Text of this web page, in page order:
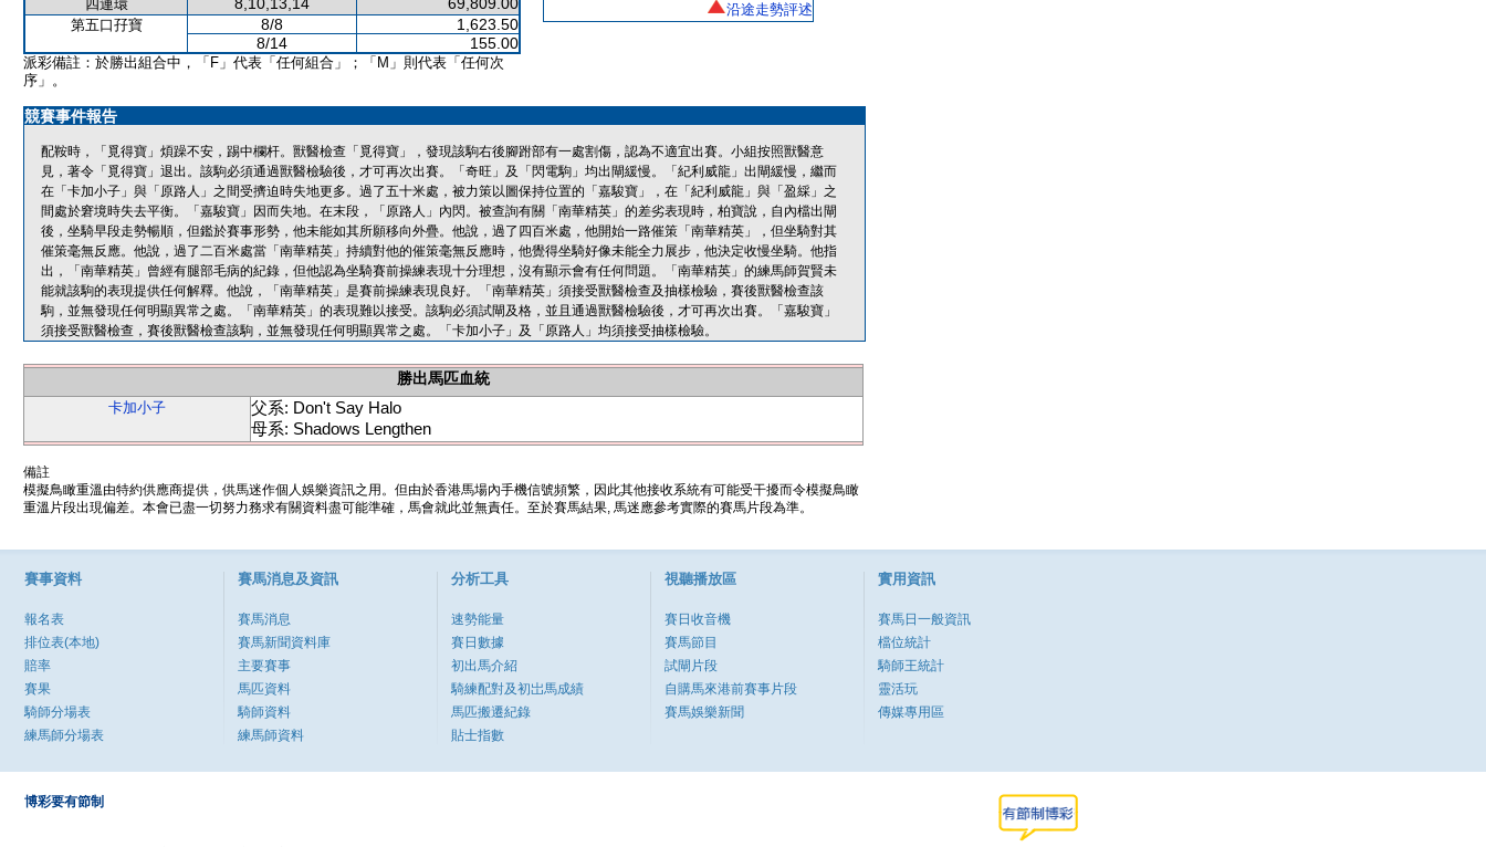
四連環
第五口孖寶 8/8
1,623.50
8/14
155.00
派彩備註：於勝出組合中，「F」代表「任何組合」；「M」則代表「任何次
序」。
沿途走勢評述
競賽事件報告
配鞍時，「覓得寶」煩躁不安，踢中欄杆。獸醫檢查「覓得寶」，發現該駒右後腳跗部有一處割傷，認為不適宜出賽。小組按照獸醫意
見，著令「覓得寶」退出。該駒必須通過獸醫檢驗後，才可再次出賽。「奇旺」及「閃電駒」均出閘緩慢。「紀利威龍」出閘緩慢，繼而
在「卡加小子」與「原路人」之間受擠迫時失地更多。過了五十米處，被力策以圖保持位置的「嘉駿寶」，在「紀利威龍」與「盈綵」之
間處於窘境時失去平衡。「嘉駿寶」因而失地。在末段，「原路人」內閃。被查詢有關「南華精英」的差劣表現時，柏寶說，自內檔出閘
後，坐騎早段走勢暢順，但鑑於賽事形勢，他未能如其所願移向外疊。他說，過了四百米處，他開始一路催策「南華精英」，但坐騎對其
催策毫無反應。他說，過了二百米處當「南華精英」持續對他的催策毫無反應時，他覺得坐騎好像未能全力展步，他決定收慢坐騎。他指
出，「南華精英」曾經有腿部毛病的紀錄，但他認為坐騎賽前操練表現十分理想，沒有顯示會有任何問題。「南華精英」的練馬師賀賢未
能就該駒的表現提供任何解釋。他說，「南華精英」是賽前操練表現良好。「南華精英」須接受獸醫檢查及抽樣檢驗，賽後獸醫檢查該
駒，並無發現任何明顯異常之處。「南華精英」的表現難以接受。該駒必須試閘及格，並且通過獸醫檢驗後，才可再次出賽。「嘉駿寶」
須接受獸醫檢查，賽後獸醫檢查該駒，並無發現任何明顯異常之處。「卡加小子」及「原路人」均須接受抽樣檢驗。
勝出馬匹血統
卡加小子
父系: Don't Say Halo
母系: Shadows Lengthen
備註
模擬鳥瞰重溫由特約供應商提供，供馬迷作個人娛樂資訊之用。但由於香港馬場內手機信號頻繁，因此其他接收系統有可能受干擾而令模擬鳥瞰
重溫片段出現偏差。本會已盡一切努力務求有關資料盡可能準確，馬會就此並無責任。至於賽馬結果, 馬迷應參考實際的賽馬片段為準。
賽事資料
報名表
排位表(本地)
賠率
賽果
騎師分場表
練馬師分場表
賽馬消息及資訊
賽馬消息
賽馬新聞資料庫
主要賽事
馬匹資料
騎師資料
練馬師資料
分析工具
速勢能量
賽日數據
初出馬介紹
騎練配對及初岀馬成績
馬匹搬遷紀錄
貼士指數
視聽播放區
賽日收音機
賽馬節目
試閘片段
自購馬來港前賽事片段
賽馬娛樂新聞
實用資訊
賽馬日一般資訊
檔位統計
騎師王統計
靈活玩
傳媒專用區
博彩要有節制